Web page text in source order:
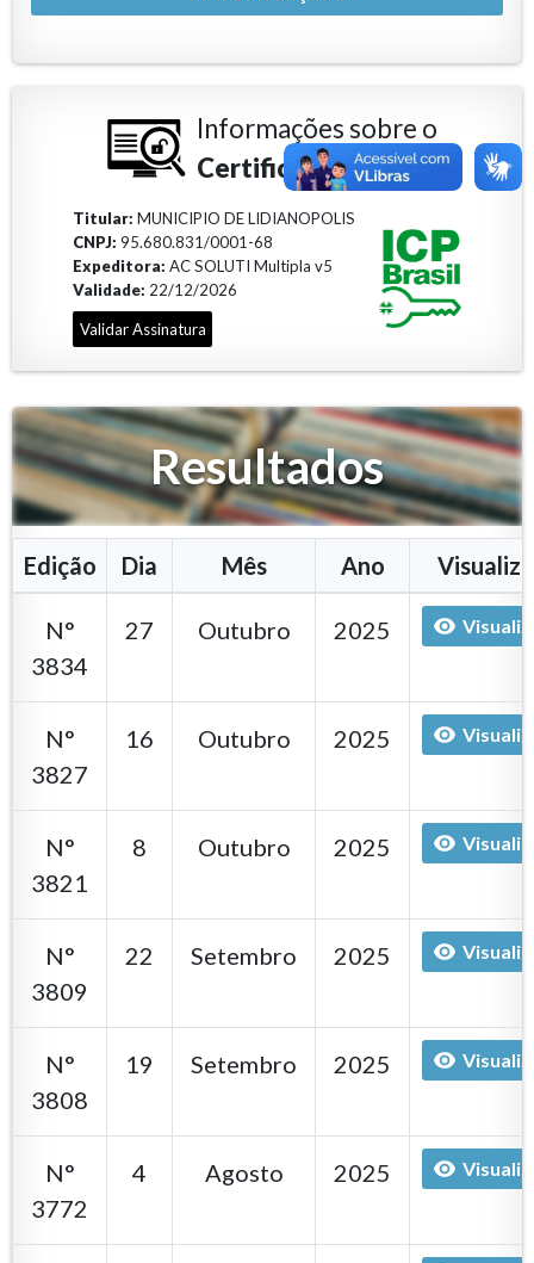
Informações sobre o
Certificado Digital
Titular:MUNICIPIO DE LIDIANOPOLIS
CNPJ:95.680.831/0001-68
Expeditora:AC SOLUTI Multipla v5
Validade: 22/12/2026
Validar Assinatura
Resultados
Edição Dia Mês Ano
N°
3834
27 Outubro 2025
N°
3827
16 Outubro 2025
N°
3821
8 Outubro 2025
N°
3809
22 Setembro 2025
N°
3808
19 Setembro 2025
N°
3772
4 Agosto 2025